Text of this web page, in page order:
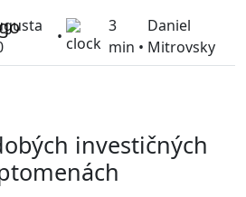
•
3
min •
Daniel
Mitrovsky
investičných